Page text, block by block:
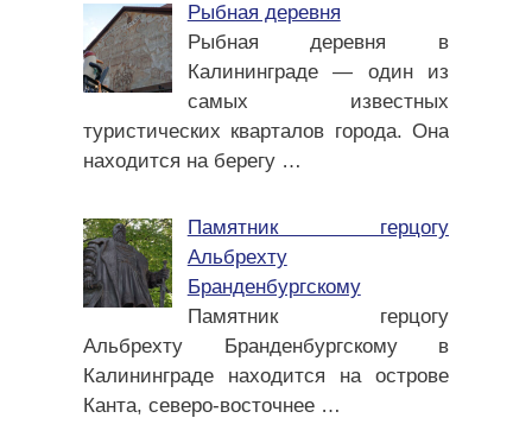
Рыбная деревня
Рыбная деревня в
Калининграде — один из
самых известных
туристических кварталов города. Она
находится на берегу …
Памятник герцогу
Альбрехту
Бранденбургскому
Памятник герцогу
Альбрехту Бранденбургскому в
Калининграде находится на острове
Канта, северо-восточнее …